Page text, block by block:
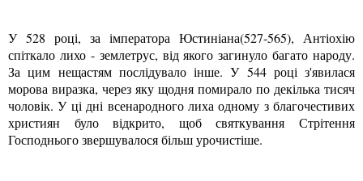
У 528 році, за імператора Юстиніана(527-565), Антіохію
спіткало лихо - землетрус, від якого загинуло багато народу.
За цим нещастям послідувало інше. У 544 році з'явилася
морова виразка, через яку щодня помирало по декілька тисяч
чоловік. У ці дні всенародного лиха одному з благочестивих
християн було відкрито, щоб святкування Стрітення
Господнього звершувалося більш урочистіше.